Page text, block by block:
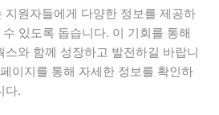
지원자들에게 다양한 정보를 제공하
있도록 돕습니다. 이 기회를 통해
스와 함께 성장하고 발전하길 바랍니
이지를 통해 자세한 정보를 확인하
다.